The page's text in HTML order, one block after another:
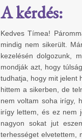
A kérdés:
Kedves Tímea!
mindig nem sikerült.
kezelésén dolgozunk,
mondják azt, hogy
tudhatja, hogy mit jelent
hittem a sikerben, de
nem voltam soha irígy,
irígy lettem, és ez nem
nagyon sokat jut
terhességet elvetettem,